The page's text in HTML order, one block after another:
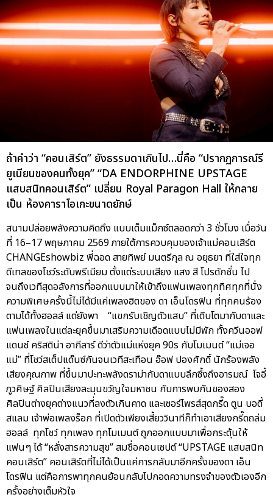
ถ้าคำว่า “คอนเสิร์ต” ยังธรรมดาเกินไป…นี่คือ “ปรากฏการณ์รี
ยูเนียนของคนทั้งยุค” “DA ENDORPHINE UPSTAGE
แสบสนิทคอนเสิร์ต” เปลี่ยน Royal Paragon Hall ให้กลาย
เป็น ห้องคาราโอเกะขนาดยักษ์
สนามปล่อยพลังความคิดถึง แบบเต็มแม็กซ์ตลอดกว่า 3 ชั่วโมง เมื่อวัน
ที่ 16–17 พฤษภาคม 2569 ภายใต้การควบคุมของเจ้าแม่คอนเสิร์ต
CHANGEshowbiz พี่ฉอด สายทิพย์ มนตรีกุล ณ อยุธยา ที่ใส่ใจทุก
ดีเทลของโชว์ระดับพรีเมียม ตั้งแต่ระบบเสียง แสง สี โปรดักชั่น ไป
จนถึงเวทีสุดอลังการที่ออกแบบมาให้เข้าถึงแฟนเพลงทุกทิศทุกที่นั่ง
ความพิเศษครั้งนี้ไม่ได้มีแค่เพลงฮิตของ ดา เอ็นโดรฟิน ที่ทุกคนร้อง
ตามได้ทั้งฮอลล์ แต่ยังพา “แขกรับเชิญตัวแสบ” ที่เติบโตมากับดาและ
แฟนเพลงในแต่ละยุคขึ้นมาเสริมความเดือดแบบไม่มีพัก ทั้งควีนออฟ
แดนซ์ คริสติน่า อากีลาร์ ดีว่าตัวแม่แห่งยุค 90s กับโมเมนต์ “แม่เจอ
แม่” ที่โชว์สเต็ปแด๊นซ์กันจนเวทีสะเทือน อ๊อฟ ปองศักดิ์ นักร้องพลัง
เสียงคุณภาพ ที่ขึ้นมาปะทะพลังดราม่ากับดาแบบลึกซึ้งถึงอารมณ์ โจอี้
ภูวศิษฐ์ ศิลปินเสียงละมุนขวัญใจมหาชน กับการพบกันของสอง
ศิลปินต่างยุคต่างแนวที่ลงตัวเกินคาด และเซอร์ไพรส์สุดกรี๊ด ตูน บอดี้
สแลม เจ้าพ่อเพลงร็อก ที่เปิดตัวเพียงเสี้ยววินาทีก็ทำเอาเสียงกรี๊ดถล่ม
ฮอลล์ ทุกโชว์ ทุกเพลง ทุกโมเมนต์ ถูกออกแบบมาเพื่อกระตุ้นให้
แฟนๆ ได้ “หลั่งสารความสุข” สมชื่อคอนเซปต์ “UPSTAGE แสบสนิท
คอนเสิร์ต” คอนเสิร์ตที่ไม่ได้เป็นแค่การกลับมาอีกครั้งของดา เอ็น
โดรฟิน แต่คือการพาทุกคนย้อนกลับไปกอดความทรงจำของตัวเองอีก
ครั้งอย่างเต็มหัวใจ